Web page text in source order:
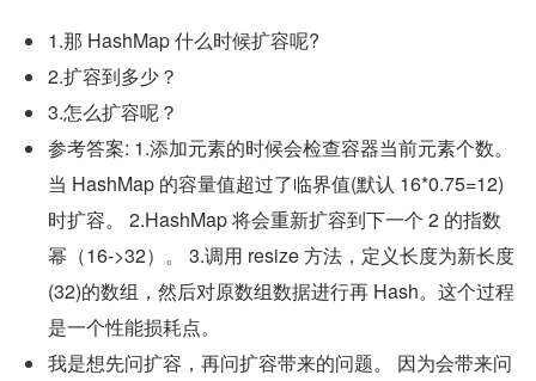
1.那 HashMap 什么时候扩容呢?
2.扩容到多少？
3.怎么扩容呢？
参考答案: 1.添加元素的时候会检查容器当前元素个数。
当 HashMap 的容量值超过了临界值(默认 16*0.75=12)
时扩容。 2.HashMap 将会重新扩容到下一个 2 的指数
幂（16->32）。 3.调用 resize 方法，定义长度为新长度
(32)的数组，然后对原数组数据进行再 Hash。这个过程
是一个性能损耗点。
我是想先问扩容，再问扩容带来的问题。 因为会带来问